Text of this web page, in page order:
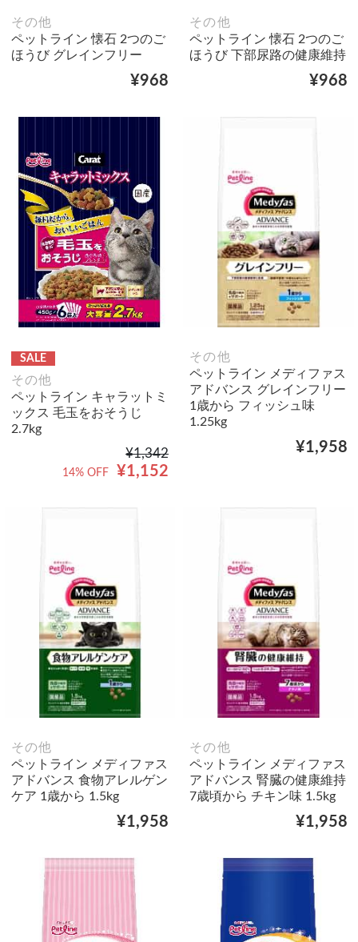
その他
ペットライン 懐石 2つのご
ほうび グレインフリー
¥968
その他
ペットライン 懐石 2つのご
ほうび 下部尿路の健康維持
¥968
SALE
その他
ペットライン キャラットミ
ックス 毛玉をおそうじ
2.7kg
¥1,342
¥1,152
14% OFF
その他
ペットライン メディファス
アドバンス グレインフリー
1歳から フィッシュ味
1.25kg
¥1,958
その他
ペットライン メディファス
アドバンス 食物アレルゲン
ケア 1歳から 1.5kg
¥1,958
その他
ペットライン メディファス
アドバンス 腎臓の健康維持
7歳頃から チキン味 1.5kg
¥1,958